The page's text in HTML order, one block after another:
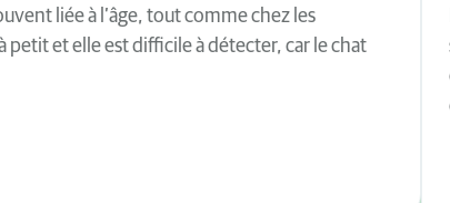
liée à l’âge, tout comme chez les
petit et elle est difficile à détecter, car le chat